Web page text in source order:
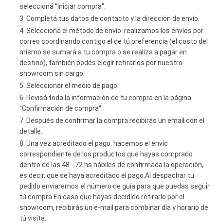
seleccioná "Iniciar compra".
Completá tus datos de contacto y la dirección de envío.
Seleccioná el método de envío: realizamos los envíos por
correo coordinando contigo el de tú preferencia (el costo del
mismo se sumará a tu compra o se realiza a pagar en
destino), también podés elegir retirarlos por nuestro
showroom sin cargo.
Seleccionar el medio de pago.
Revisá toda la información de tu compra en la página
"Confirmación de compra".
Después de confirmar la compra recibirás un email con el
detalle.
Una vez acreditado el pago, hacemos el envío
correspondiente de los productos que hayas comprado
dentro de las 48 - 72 hs hábiles de confirmada la operación,
es decir, que se haya acreditado el pago.Al despachar tu
pedido enviaremos el número de guía para que puedas seguir
tú compra.En caso que hayas decidido retirarlo por el
showroom, recibirás un e-mail para combinar día y horario de
tú visita.